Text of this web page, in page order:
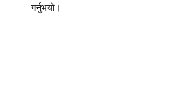
गर्नुभयो।